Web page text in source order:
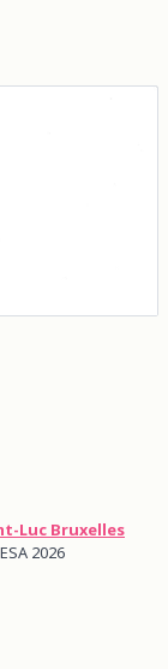
Luc Bruxelles
2026